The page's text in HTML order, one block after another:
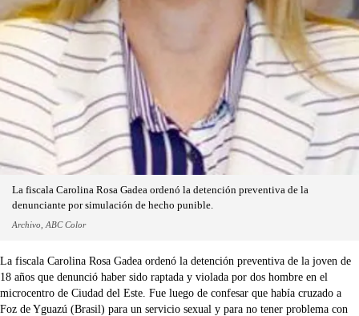
La fiscala Carolina Rosa Gadea ordenó la detención preventiva de la
denunciante por simulación de hecho punible.
Archivo, ABC Color
La fiscala Carolina Rosa Gadea ordenó la detención preventiva de la joven de
18 años que denunció haber sido raptada y violada por dos hombre en el
microcentro de Ciudad del Este. Fue luego de confesar que había cruzado a
Foz de Yguazú (Brasil) para un servicio sexual y para no tener problema con